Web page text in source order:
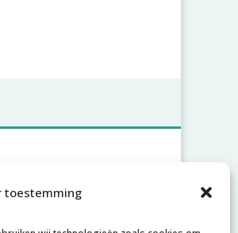
toestemming